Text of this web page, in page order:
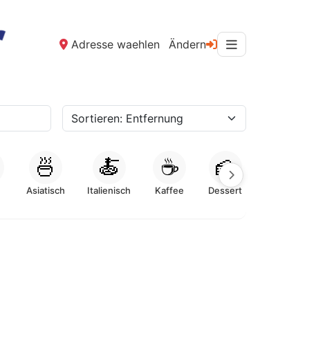
Adresse waehlen Ändern
🍜
Asiatisch
🍝
Italienisch
☕
Kaffee
🍰
Dessert